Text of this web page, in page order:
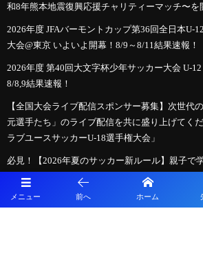
メニュー 前へ ホーム
和8年熊本地震復興応援チャリティーマッチ〜を
2026年度 JFAバーモントカップ第36回全日本U-
大会@東京 いよいよ開幕！8/9～8/11結果速報！
2026年度 第40回大文字杯少年サッカー大会 U-12
8/8,9結果速報！
【全国大会ライブ配信スポンサー募集】次世代
元選手たち」のライブ配信を共に盛り上げてく
ラブユースサッカーU-18選手権大会」
必見！【2026年夏のサッカー新ルール】親子で
ィーで楽しいサッカー」への変化
【九州版】都道府県トレセンメンバー2026 随時